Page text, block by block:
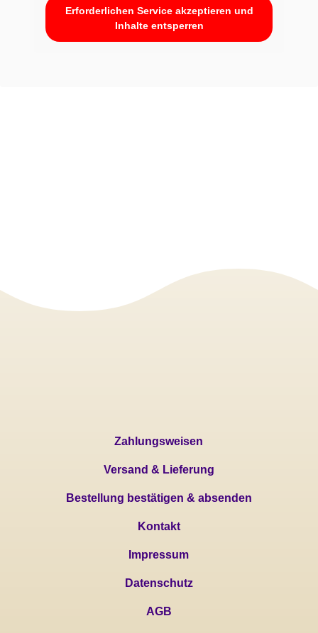
Erforderlichen Service akzeptieren und
Inhalte entsperren
Zahlungsweisen
Versand & Lieferung
Bestellung bestätigen & absenden
Kontakt
Impressum
Datenschutz
AGB